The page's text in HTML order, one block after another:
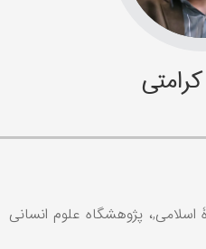
پژوهشگاه علوم انسانی